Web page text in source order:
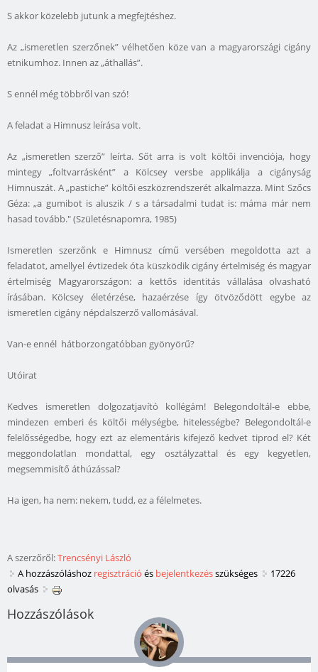
S akkor közelebb jutunk a megfejtéshez.
Az „ismeretlen szerzőnek” vélhetően köze van a magyarországi cigány
etnikumhoz. Innen az „áthallás”.
S ennél még többről van szó!
A feladat a Himnusz leírása volt.
Az „ismeretlen szerző” leírta. Sőt arra is volt költői invenciója, hogy
mintegy „foltvarrásként” a Kölcsey versbe applikálja a cigányság
Himnuszát. A „pastiche” költői eszközrendszerét alkalmazza. Mint Szőcs
Géza: „a gumibot is aluszik / s a társadalmi tudat is: máma már nem
hasad tovább." (Születésnapomra, 1985)
Ismeretlen szerzőnk e Himnusz című versében megoldotta azt a
feladatot, amellyel évtizedek óta küszködik cigány értelmiség és magyar
értelmiség Magyarországon: a kettős identitás vállalása olvasható
írásában. Kölcsey életérzése, hazaérzése így ötvöződött egybe az
ismeretlen cigány népdalszerző vallomásával.
Van-e ennél hátborzongatóbban gyönyörű?
Utóirat
Kedves ismeretlen dolgozatjavító kollégám! Belegondoltál-e ebbe,
mindezen emberi és költői mélységbe, hitelességbe? Belegondoltál-e
felelősségedbe, hogy ezt az elementáris kifejező kedvet tiprod el? Két
meggondolatlan mondattal, egy osztályzattal és egy kegyetlen,
megsemmisítő áthúzással?
Ha igen, ha nem: nekem, tudd, ez a félelmetes.
A szerzőről:Trencsényi László
A hozzászóláshoz regisztráció és bejelentkezésszükséges
17226
olvasás
Hozzászólások